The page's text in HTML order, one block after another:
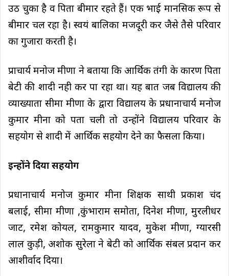
उठ चुका है व पिता बीमार रहते हैं। एक भाई मानसिक रूप से
बीमार चल रहा है। स्वयं बालिका मजदूरी कर जैसे तैसे परिवार
का गुजारा करती है।
प्राचार्य मनोज मीणा ने बताया कि आर्थिक तंगी के कारण पिता
बेटी की शादी नही कर पा रहा था। यह बात जब विद्यालय की
व्याख्याता सीमा मीणा के द्वारा विद्यालय के प्रधानाचार्य मनोज
कुमार मीना को पता चली तो उन्होंने विद्यालय परिवार के
सहयोग से शादी में आर्थिक सहयोग देने का फैसला किया।
इन्होंने दिया सहयोग
प्रधानाचार्य मनोज कुमार मीना शिक्षक साथी प्रकाश चंद
बलाई, सीमा मीणा ,कुंभाराम समोता, दिनेश मीणा, मुरलीधर
जाट, रमेश कोयल, रामकुमार यादव, मुकेश मीणा, ग्यारसी
लाल कुड़ी, अशोक सुरेला ने बेटी को आर्थिक संबल प्रदान कर
आशीर्वाद दिया।